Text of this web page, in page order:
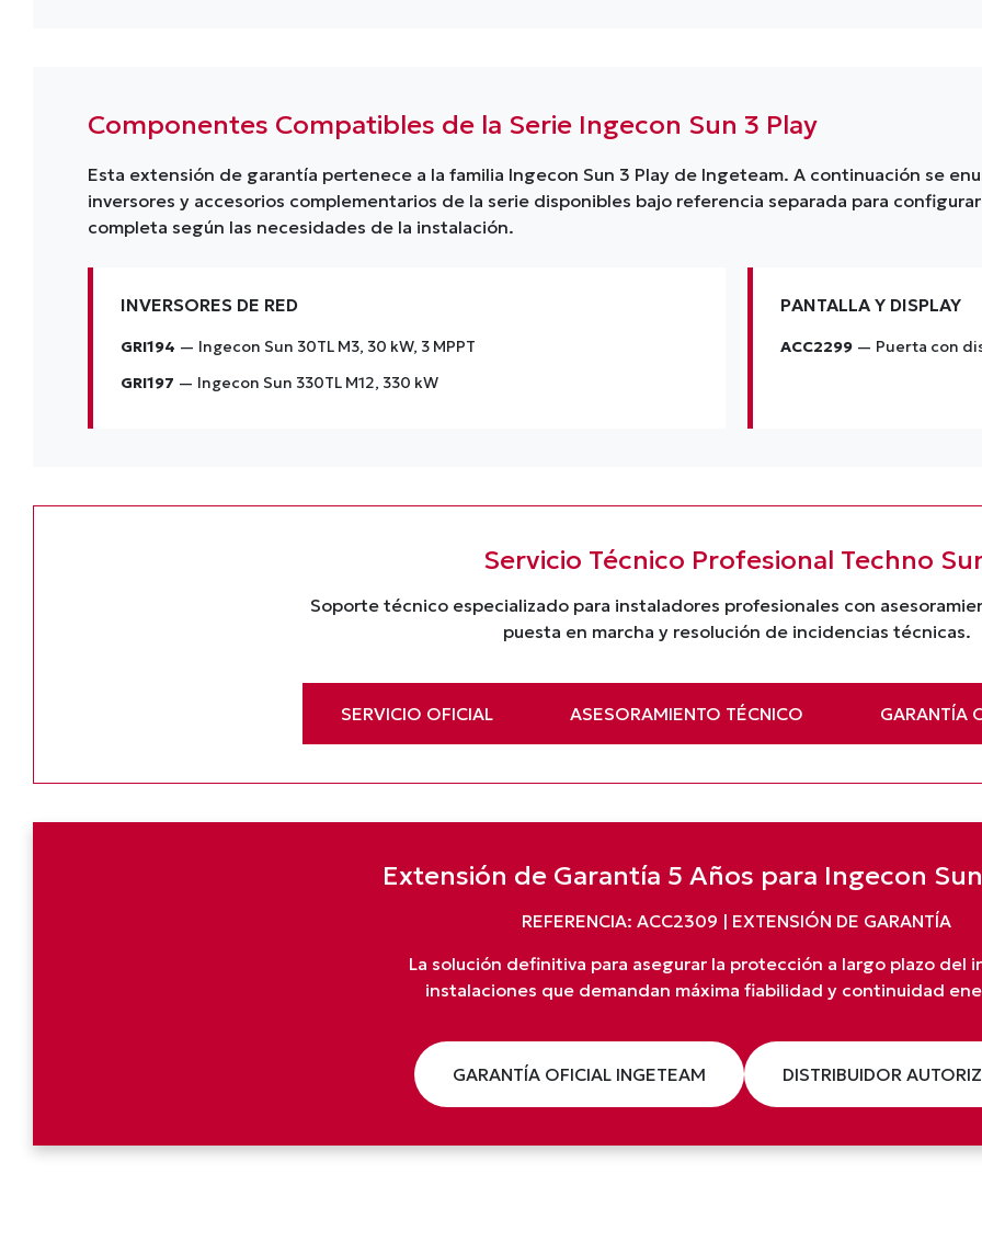
Componentes Compatibles de la Serie Ingecon Sun 3 Play
Esta extensión de garantía pertenece a la familia Ingecon Sun 3 Play de Ingeteam. A continuación se
inversores y accesorios complementarios de la serie disponibles bajo referencia separada para
completa según las necesidades de la instalación.
INVERSORES DE RED
GRI194 — Ingecon Sun 30TL M3, 30 kW, 3 MPPT
GRI197 — Ingecon Sun 330TL M12, 330 kW
PANTALLA Y DISPLAY
ACC2299 — Puerta con
Servicio Técnico Profesional Techno
Soporte técnico especializado para instaladores profesionales con
puesta en marcha y resolución de incidencias técnicas.
SERVICIO OFICIAL ASESORAMIENTO TÉCNICO GARANTÍA
Extensión de Garantía 5 Años para Ingecon Sun
REFERENCIA: ACC2309 | EXTENSIÓN DE GARANTÍA
La solución definitiva para asegurar la protección a largo plazo del
instalaciones que demandan máxima fiabilidad y continuidad
GARANTÍA OFICIAL INGETEAM DISTRIBUIDOR